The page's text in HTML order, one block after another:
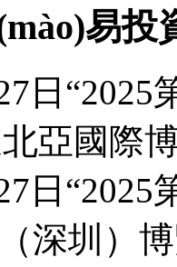
易
日
亞國際
日“2025
深圳）